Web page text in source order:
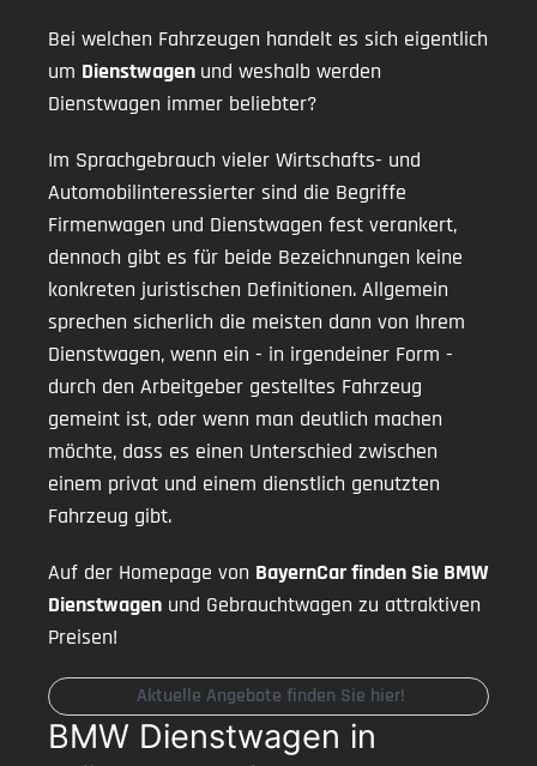
Bei welchen Fahrzeugen handelt es sich eigentlich
um Dienstwagen und weshalb werden
Dienstwagen immer beliebter?
Im Sprachgebrauch vieler Wirtschafts- und
Automobilinteressierter sind die Begriffe
Firmenwagen und Dienstwagen fest verankert,
dennoch gibt es für beide Bezeichnungen keine
konkreten juristischen Definitionen. Allgemein
sprechen sicherlich die meisten dann von Ihrem
Dienstwagen, wenn ein - in irgendeiner Form -
durch den Arbeitgeber gestelltes Fahrzeug
gemeint ist, oder wenn man deutlich machen
möchte, dass es einen Unterschied zwischen
einem privat und einem dienstlich genutzten
Fahrzeug gibt.
Auf der Homepage von BayernCar finden Sie BMW
Dienstwagen und Gebrauchtwagen zu attraktiven
Preisen!
Aktuelle Angebote finden Sie hier!
BMW Dienstwagen in